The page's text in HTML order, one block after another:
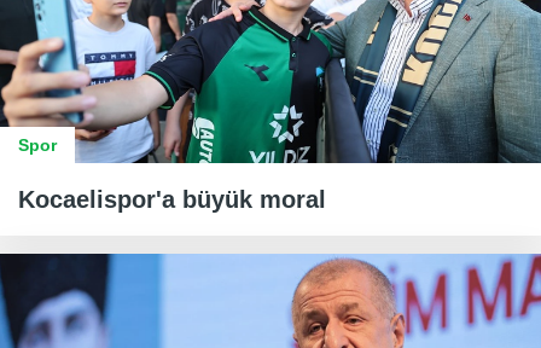
Spor
Kocaelispor'a büyük moral